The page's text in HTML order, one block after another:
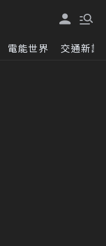
電能世界 交通新訊